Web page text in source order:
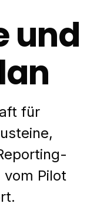
und
für
vom Pilot